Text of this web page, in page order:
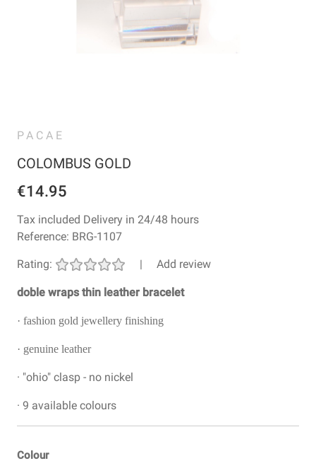
PACAE
COLOMBUS GOLD
€14.95
Tax included Delivery in 24/48 hours
Reference: BRG-1107
Rating: | Add review
doble wrapsthin leather bracelet
· fashion gold jewellery finishing
· genuine leather
· "ohio" clasp - no nickel
· 9 available colours
Colour